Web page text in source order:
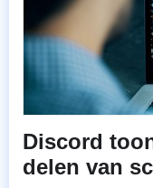
Discord
delen van